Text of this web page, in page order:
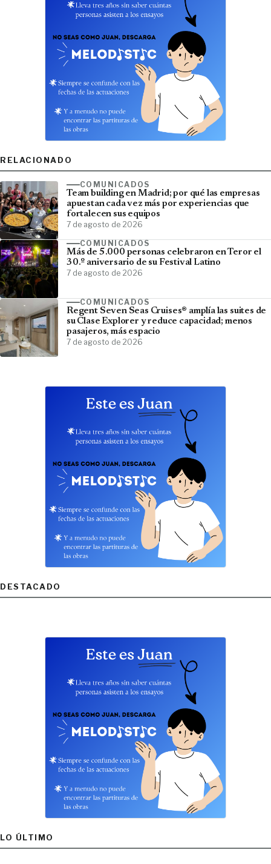
RELACIONADO
COMUNICADOS
Team building en Madrid; por qué las empresas
apuestan cada vez más por experiencias que
fortalecen sus equipos
7 de agosto de 2026
COMUNICADOS
Más de 5.000 personas celebraron en Teror el
30.º aniversario de su Festival Latino
7 de agosto de 2026
COMUNICADOS
Regent Seven Seas Cruises® amplía las suites de
su Clase Explorer y reduce capacidad; menos
pasajeros, más espacio
7 de agosto de 2026
DESTACADO
LO ÚLTIMO